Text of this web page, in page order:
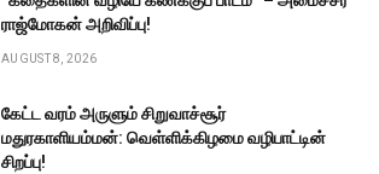
ராஜ்மோகன் அறிவிப்பு!
AUGUST 8, 2026
கேட்ட வரம் அருளும் சிறுவாச்சூர்
மதுரகாளியம்மன்: வெள்ளிக்கிழமை வழிபாட்டின்
சிறப்பு!